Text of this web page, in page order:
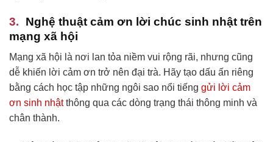
Nghệ thuật cảm ơn lời chúc sinh nhật trên
mạng xã hội
Mạng xã hội là nơi lan tỏa niềm vui rộng rãi, nhưng cũng
dễ khiến lời cảm ơn trở nên đại trà. Hãy tạo dấu ấn riêng
bằng cách học tập những ngôi sao nổi tiếng gửi lời cảm
ơn sinh nhậtthông qua các dòng trạng thái thông minh và
chân thành.